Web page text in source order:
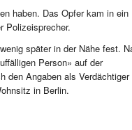
haben. Das Opfer kam in ein
Polizeisprecher.
später in der Nähe fest.
Person» auf der
den Angaben als Verdächtiger
in Berlin.